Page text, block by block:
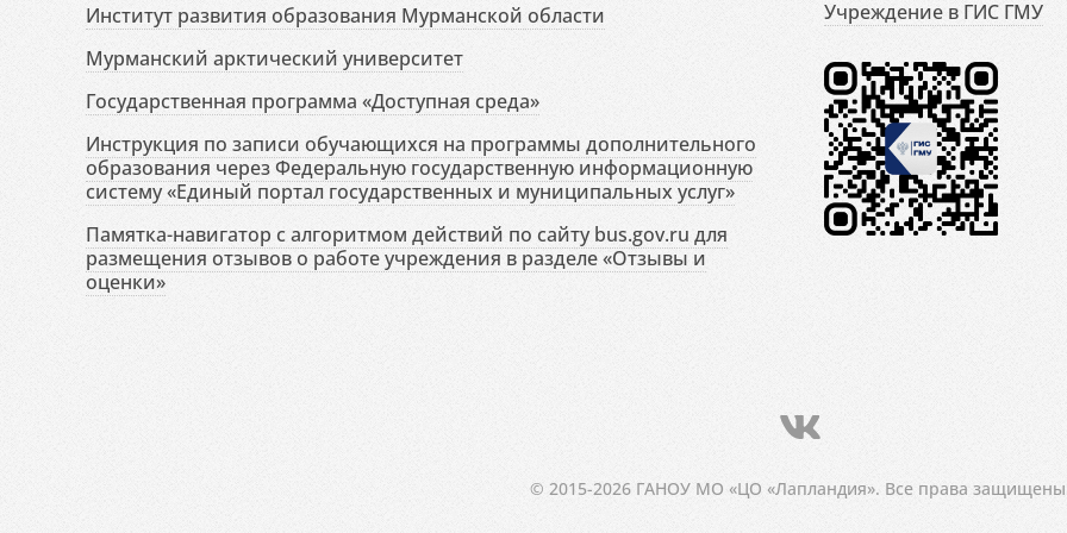
Институт развития образования Мурманской области
Мурманский арктический университет
Государственная программа «Доступная среда»
Инструкция по записи обучающихся на программы дополнительного
образования через Федеральную государственную информационную
систему «Единый портал государственных и муниципальных услуг»
Памятка-навигатор с алгоритмом действий по сайту bus.gov.ru для
размещения отзывов о работе учреждения в разделе «Отзывы и
оценки»
Учреждение в ГИС ГМУ
© 2015-2026 ГАНОУ МО «ЦО «Лапландия». Все права